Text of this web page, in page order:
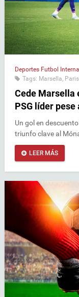
Deportes Futbol
Tags: Marsella
Cede Marsella
PSG líder pese
Un gol en
triunfo clave al
LEER MÁS